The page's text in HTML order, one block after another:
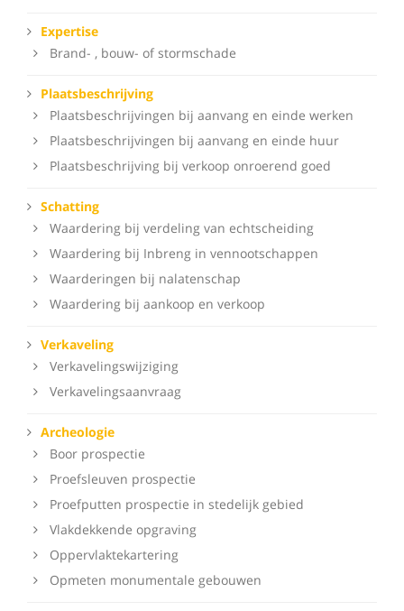
Expertise
Brand- , bouw- of stormschade
Plaatsbeschrijving
Plaatsbeschrijvingen bij aanvang en einde werken
Plaatsbeschrijvingen bij aanvang en einde huur
Plaatsbeschrijving bij verkoop onroerend goed
Schatting
Waardering bij verdeling van echtscheiding
Waardering bij Inbreng in vennootschappen
Waarderingen bij nalatenschap
Waardering bij aankoop en verkoop
Verkaveling
Verkavelingswijziging
Verkavelingsaanvraag
Archeologie
Boor prospectie
Proefsleuven prospectie
Proefputten prospectie in stedelijk gebied
Vlakdekkende opgraving
Oppervlaktekartering
Opmeten monumentale gebouwen